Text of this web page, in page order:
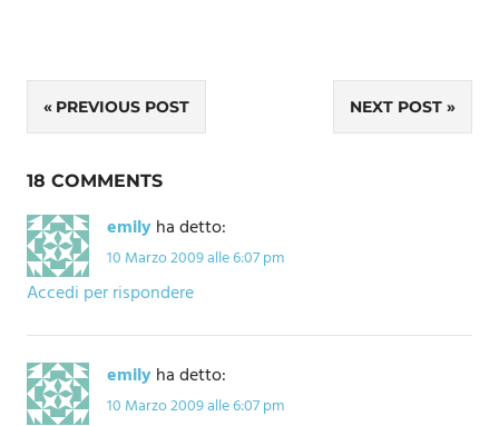
Navigazione
articoli
PREVIOUS POST NEXT POST
18 COMMENTS
emilyha detto:
10 Marzo 2009 alle 6:07 pm
Accedi per rispondere
emilyha detto:
10 Marzo 2009 alle 6:07 pm